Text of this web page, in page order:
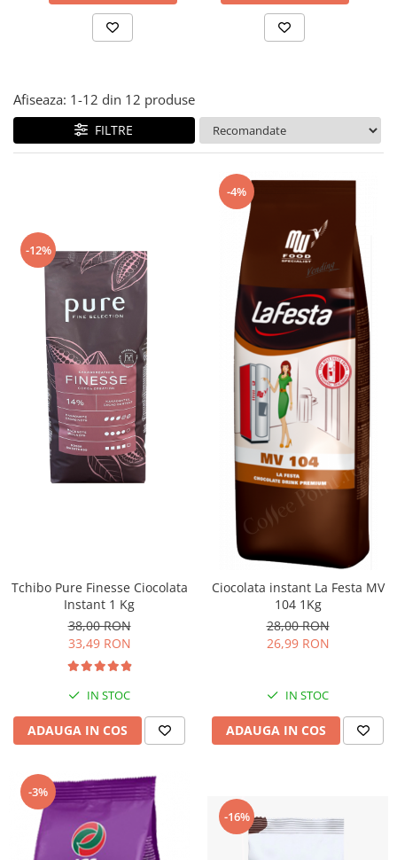
Afiseaza: 1-12 din 12 produse
FILTRE
-12%
Tchibo Pure Finesse Ciocolata
Instant 1 Kg
38,00 RON
33,49 RON
IN STOC
ADAUGA IN COS
-4%
Ciocolata instant La Festa MV
104 1Kg
28,00 RON
26,99 RON
IN STOC
ADAUGA IN COS
-3%
-16%